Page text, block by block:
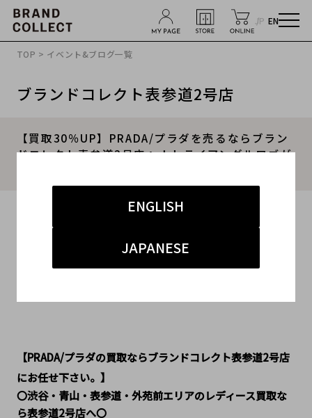
JP EN
ENGLISH
JAPANESE
TOP > イベント&ブログ一覧
ブランドコレクト表参道2号店
【買取30％UP】PRADA/プラダを売るならブラン
ドコレクト表参道2号店へ！トライアングルロゴが
#表参道2号店 ハイブランド
【PRADA/プラダの買取ならブランドコレクト表参道2号店
にお任せ下さい。】
〇渋谷・青山・表参道・外苑前エリアのレディース買取な
ら表参道2号店へ〇